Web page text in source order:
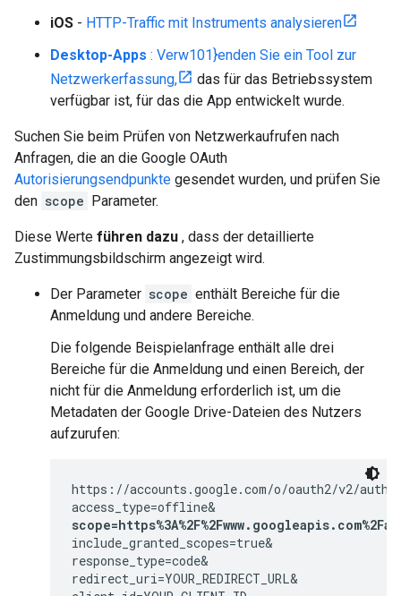
iOS - HTTP-Traffic mit Instruments analysieren
Desktop-Apps : Verw101}enden Sie ein Tool zur
Netzwerkerfassung,
das für das Betriebssystem
verfügbar ist, für das die App entwickelt wurde.
Suchen Sie beim Prüfen von Netzwerkaufrufen nach
Anfragen, die an die Google OAuth
Autorisierungsendpunkte gesendet wurden, und prüfen Sie
den scope Parameter.
Diese Werte führen dazu , dass der detaillierte
Zustimmungsbildschirm angezeigt wird.
Der Parameter scope enthält Bereiche für die
Anmeldung und andere Bereiche.
Die folgende Beispielanfrage enthält alle drei
Bereiche für die Anmeldung und einen Bereich, der
nicht für die Anmeldung erforderlich ist, um die
Metadaten der Google Drive-Dateien des Nutzers
aufzurufen:
https://accounts.google.com/o/oauth2/v2/auth?
include_granted_scopes=true&
response_type=code&
redirect_uri=YOUR_REDIRECT_URL&